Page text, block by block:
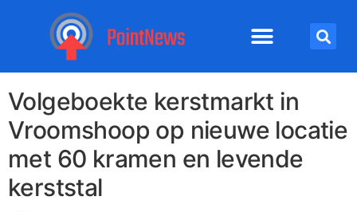
Volgeboekte kerstmarkt in
Vroomshoop op nieuwe locatie
met 60 kramen en levende
kerststal